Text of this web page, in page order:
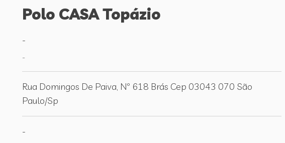
Polo CASA Topázio
-
-
Rua Domingos De Paiva, Nº 618 Brás Cep 03043 070 São
Paulo/Sp
-